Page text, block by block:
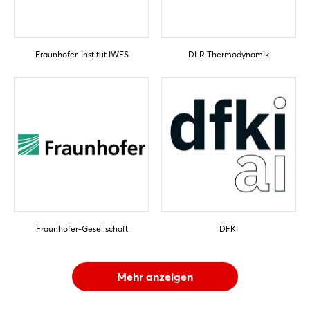
Fraunhofer-Institut IWES DLR Thermodynamik
Fraunhofer-Gesellschaft DFKI
Mehr anzeigen